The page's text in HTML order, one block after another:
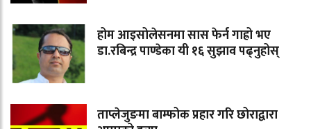
होम आइसोलेसनमा सास फेर्न गाह्रो भए
डा.रबिन्द्र पाण्डेका यी १६ सुझाव पढ्नुहोस्
ताप्लेजुङमा बाम्फोक प्रहार गरि छोराद्वारा